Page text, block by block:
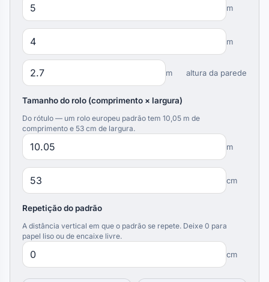
m
m
m altura da parede
Tamanho do rolo (comprimento × largura)
Do rótulo — um rolo europeu padrão tem 10,05 m de
comprimento e 53 cm de largura.
m
cm
Repetição do padrão
A distância vertical em que o padrão se repete. Deixe 0 para
papel liso ou de encaixe livre.
cm